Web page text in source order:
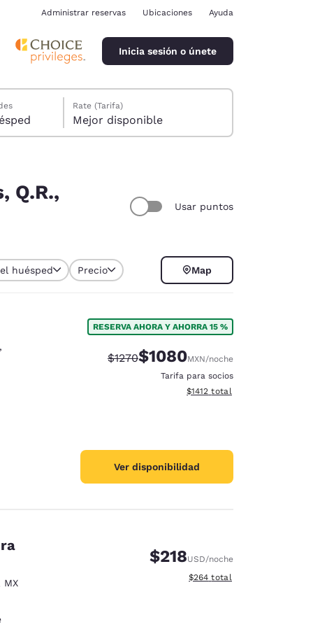
Administrar reservas Ubicaciones Ayuda
Inicia sesión o únete
1 huésped
Rate (Tarifa)
Mejor disponible
Q.R.,
Usar puntos
huésped Precio Map
,
RESERVA AHORA Y AHORRA 15 %
Precio tachado:
$1270Precio con descuento:
$1080MXN/noche
Tarifa para socios
Ver detalles del total
$1412 total
Ver disponibilidad
MX
$218USD/noche
Ver detalles del total
$264 total